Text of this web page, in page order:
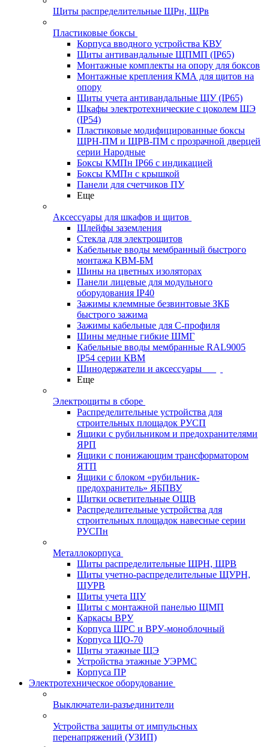
Щиты распределительные ЩРн, ЩРв
Пластиковые боксы
Корпуса вводного устройства КВУ
Щиты антивандальные ЩПМП (IP65)
Монтажные комплекты на опору для боксов
Монтажные крепления КМА для щитов на
опору
Щиты учета антивандальные ЩУ (IP65)
Шкафы электротехнические с цоколем ШЭ
(IP54)
Пластиковые модифицированные боксы
ЩРН-ПМ и ЩРВ-ПМ с прозрачной дверцей
серии Народные
Боксы КМПн IP66 с индикацией
Боксы КМПн с крышкой
Панели для счетчиков ПУ
Еще
Аксессуары для шкафов и щитов
Шлейфы заземления
Стекла для электрощитов
Кабельные вводы мембранный быстрого
монтажа КВМ-БМ
Шины на цветных изоляторах
Панели лицевые для модульного
оборудования IP40
Зажимы клеммные безвинтовые ЗКБ
быстрого зажима
Зажимы кабельные для С-профиля
Шины медные гибкие ШМГ
Кабельные вводы мембранные RAL9005
IP54 серии КВМ
Шинодержатели и аксессуары
Еще
Электрощиты в сборе
Распределительные устройства для
строительных площадок РУСП
Ящики с рубильником и предохранителями
ЯРП
Ящики с понижающим трансформатором
ЯТП
Ящики с блоком «рубильник-
предохранитель» ЯБПВУ
Щитки осветительные ОЩВ
Распределительные устройства для
строительных площадок навесные серии
РУСПн
Металлокорпуса
Щиты распределительные ЩРН, ЩРВ
Щиты учетно-распределительные ЩУРН,
ЩУРВ
Щиты учета ЩУ
Щиты с монтажной панелью ЩМП
Каркасы ВРУ
Корпуса ШРС и ВРУ-моноблочный
Корпуса ЩО-70
Щиты этажные ЩЭ
Устройства этажные УЭРМС
Корпуса ПР
Электротехническое оборудование
Выключатели-разъединители
Устройства защиты от импульсных
перенапряжений (УЗИП)